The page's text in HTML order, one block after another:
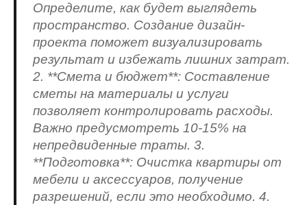
Определите, как будет выглядеть
пространство. Создание дизайн-
проекта поможет визуализировать
результат и избежать лишних затрат.
2. **Смета и бюджет**: Составление
сметы на материалы и услуги
позволяет контролировать расходы.
Важно предусмотреть 10-15% на
непредвиденные траты. 3.
**Подготовка**: Очистка квартиры от
мебели и аксессуаров, получение
разрешений, если это необходимо. 4.